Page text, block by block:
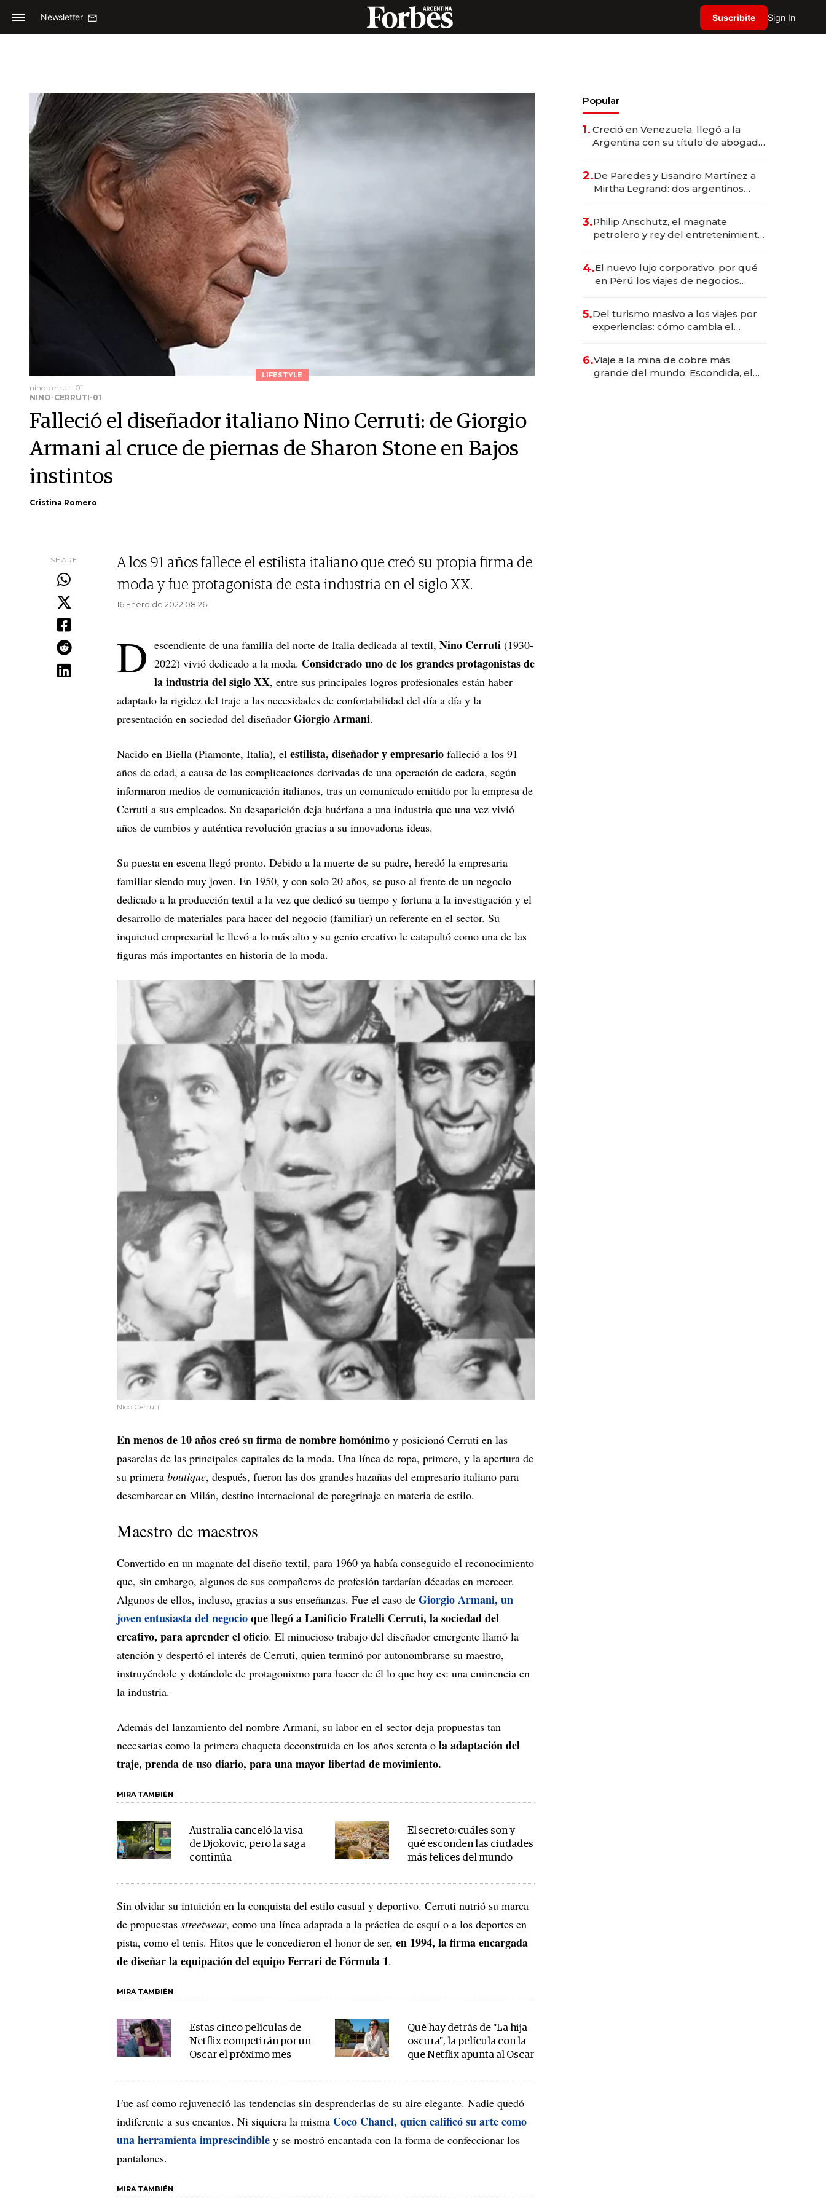
Newsletter Suscribite Sign In
LIFESTYLE
nino-cerruti-01
NINO-CERRUTI-01
Falleció el diseñador italiano Nino Cerruti: de Giorgio
Armani al cruce de piernas de Sharon Stone en Bajos
instintos
Cristina Romero
SHARE
A los 91 años fallece el estilista italiano que creó su propia firma de
moda y fue protagonista de esta industria en el siglo XX.
16 Enero de 2022 08.26
D escendiente de una familia del norte de Italia dedicada al textil, Nino Cerruti (1930-
2022) vivió dedicado a la moda. Considerado uno de los grandes protagonistas de
la industria del siglo XX, entre sus principales logros profesionales están haber
adaptado la rigidez del traje a las necesidades de confortabilidad del día a día y la
presentación en sociedad del diseñador Giorgio Armani.
Nacido en Biella (Piamonte, Italia), el estilista, diseñador y empresario falleció a los 91
años de edad, a causa de las complicaciones derivadas de una operación de cadera, según
informaron medios de comunicación italianos, tras un comunicado emitido por la empresa de
Cerruti a sus empleados. Su desaparición deja huérfana a una industria que una vez vivió
años de cambios y auténtica revolución gracias a su innovadoras ideas.
Su puesta en escena llegó pronto. Debido a la muerte de su padre, heredó la empresaria
familiar siendo muy joven. En 1950, y con solo 20 años, se puso al frente de un negocio
dedicado a la producción textil a la vez que dedicó su tiempo y fortuna a la investigación y el
desarrollo de materiales para hacer del negocio (familiar) un referente en el sector. Su
inquietud empresarial le llevó a lo más alto y su genio creativo le catapultó como una de las
figuras más importantes en historia de la moda.
Nico Cerruti
En menos de 10 años creó su firma de nombre homónimo y posicionó Cerruti en las
pasarelas de las principales capitales de la moda. Una línea de ropa, primero, y la apertura de
su primera boutique, después, fueron las dos grandes hazañas del empresario italiano para
desembarcar en Milán, destino internacional de peregrinaje en materia de estilo.
Maestro de maestros
Convertido en un magnate del diseño textil, para 1960 ya había conseguido el reconocimiento
que, sin embargo, algunos de sus compañeros de profesión tardarían décadas en merecer.
Algunos de ellos, incluso, gracias a sus enseñanzas. Fue el caso de Giorgio Armani, un
joven entusiasta del negocioque llegó a Lanificio Fratelli Cerruti, la sociedad del
creativo, para aprender el oficio. El minucioso trabajo del diseñador emergente llamó la
atención y despertó el interés de Cerruti, quien terminó por autonombrarse su maestro,
instruyéndole y dotándole de protagonismo para hacer de él lo que hoy es: una eminencia en
la industria.
Además del lanzamiento del nombre Armani, su labor en el sector deja propuestas tan
necesarias como la primera chaqueta deconstruida en los años setenta o la adaptación del
traje, prenda de uso diario, para una mayor libertad de movimiento.
MIRA TAMBIÉN
Australia canceló la visa
de Djokovic, pero la saga
continúa
El secreto: cuáles son y
qué esconden las ciudades
más felices del mundo
Sin olvidar su intuición en la conquista del estilo casual y deportivo. Cerruti nutrió su marca
de propuestas streetwear, como una línea adaptada a la práctica de esquí o a los deportes en
pista, como el tenis. Hitos que le concedieron el honor de ser, en 1994, la firma encargada
de diseñar la equipación del equipo Ferrari de Fórmula 1.
MIRA TAMBIÉN
Estas cinco películas de
Netflix competirán por un
Oscar el próximo mes
Qué hay detrás de "La hija
oscura", la película con la
que Netflix apunta al Oscar
Fue así como rejuveneció las tendencias sin desprenderlas de su aire elegante. Nadie quedó
indiferente a sus encantos. Ni siquiera la misma Coco Chanel, quien calificó su arte como
una herramienta imprescindible y se mostró encantada con la forma de confeccionar los
pantalones.
MIRA TAMBIÉN
Popular
1. Creció en Venezuela, llegó a la
Argentina con su título de abogado
marcas "fast premium"
2.De Paredes y Lisandro Martínez a
Mirtha Legrand: dos argentinos
3.Philip Anschutz, el magnate
petrolero y rey del entretenimiento
4.El nuevo lujo corporativo: por qué
en Perú los viajes de negocios
transformadoras
5.Del turismo masivo a los viajes por
experiencias: cómo cambia el
6.Viaje a la mina de cobre más
grande del mundo: Escondida, el